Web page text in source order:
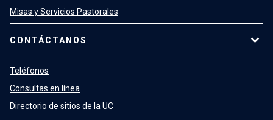
Misas y Servicios Pastorales
CONTÁCTANOS
Teléfonos
Consultas en línea
Directorio de sitios de la UC